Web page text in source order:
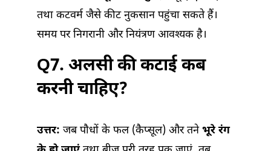
तथा कटवर्म जैसे कीट नुकसान पहुंचा सकते हैं।
समय पर निगरानी और नियंत्रण आवश्यक है।
Q7. अलसी की कटाई कब
करनी चाहिए?
उत्तर: जब पौधों के फल (कैप्सूल) और तनेभूरे रंग